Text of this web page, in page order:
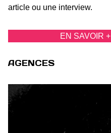
article ou une interview.
EN SAVOIR +
AGENCES